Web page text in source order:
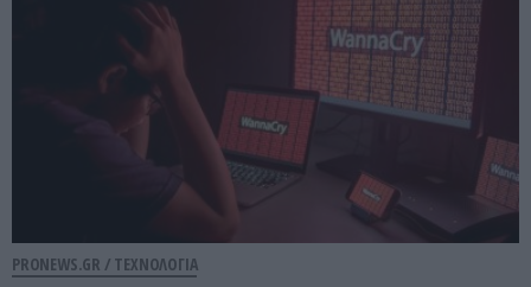
PRONEWS.GR / ΤΕΧΝΟΛΟΓΙΑ